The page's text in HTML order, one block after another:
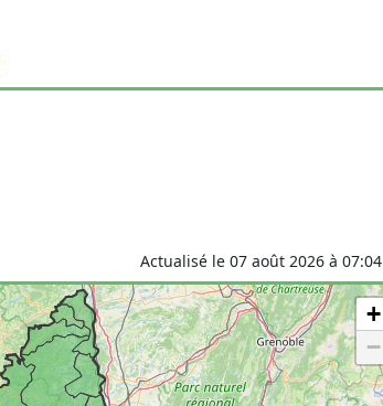
Actualisé le 07 août 2026 à 07:04
+
−